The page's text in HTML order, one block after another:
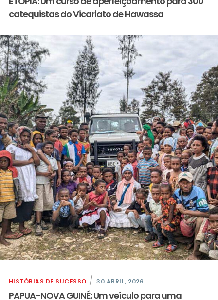
catequistas do Vicariato de Hawassa
HISTÓRIAS DE SUCESSO 30 ABRIL, 2026
PAPUA-NOVA GUINÉ: Um veículo para uma